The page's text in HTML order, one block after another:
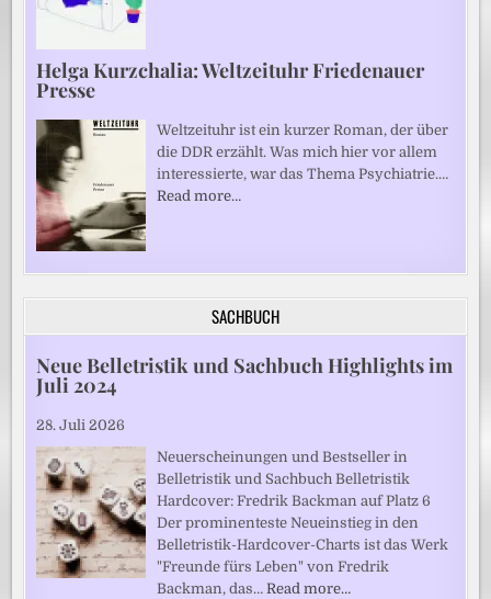
Helga Kurzchalia: Weltzeituhr Friedenauer
Presse
Weltzeituhr ist ein kurzer Roman, der über
die DDR erzählt. Was mich hier vor allem
interessierte, war das Thema Psychiatrie.…
Read more…
SACHBUCH
Neue Belletristik und Sachbuch Highlights im
Juli 2024
28. Juli 2026
Neuerscheinungen und Bestseller in
Belletristik und Sachbuch Belletristik
Hardcover: Fredrik Backman auf Platz 6
Der prominenteste Neueinstieg in den
Belletristik-Hardcover-Charts ist das Werk
"Freunde fürs Leben" von Fredrik
Backman, das…Read more…